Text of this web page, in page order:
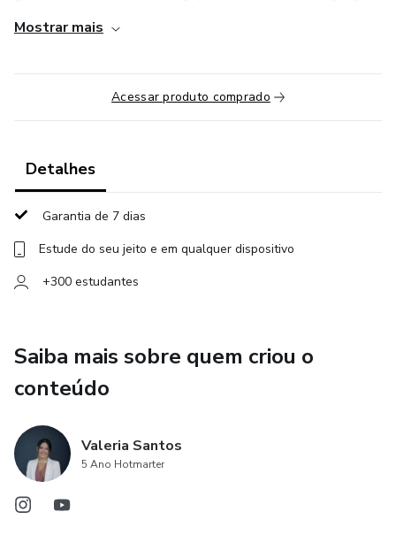
importantes e ferramentas que vão te ajudar a destravar
Aproveite cada momento, participe, anote suas dúvidas e
esteja aberto(a) para ampliar seu olhar profissional.
Bem-vindo(a) a essa experiência! ✨
Mostrar mais
Acessar produto comprado
Detalhes
Garantia de 7 dias
Estude do seu jeito e em qualquer dispositivo
+300 estudantes
Saiba mais sobre quem criou o
conteúdo
Valeria Santos
5 Ano Hotmarter